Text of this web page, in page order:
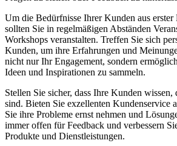
Um die‌ Bedürfnisse Ihrer Kunden aus erster
sollten Sie in regelmäßigen⁣ Abständen
Workshops veranstalten. Treffen⁣ Sie sich
Kunden, um ihre Erfahrungen und
nicht nur Ihr Engagement,⁣ sondern
Ideen ⁢und Inspirationen zu sammeln.
Stellen Sie sicher, dass Ihre Kunden
sind. Bieten Sie exzellenten Kundenservice
Sie ihre ‌Probleme ernst ‌nehmen und
immer offen ⁤für Feedback und verbessern‌
Produkte und Dienstleistungen.